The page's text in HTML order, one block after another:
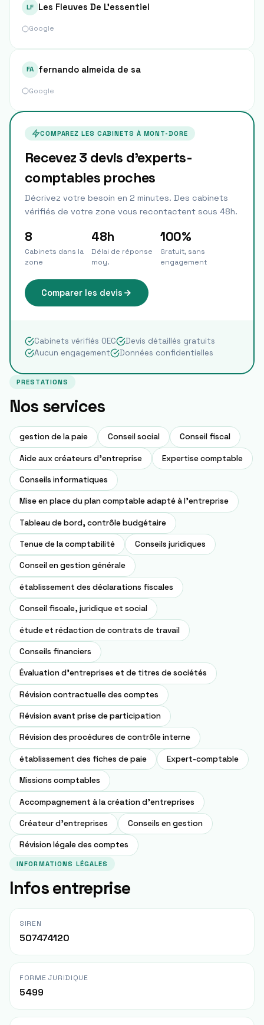
LF Les Fleuves De L'essentiel
Google
FA fernando almeida de sa
Google
COMPAREZ LES CABINETS À MONT-DORE
Recevez 3 devis d'experts-
comptables proches
Décrivez votre besoin en 2 minutes. Des cabinets
vérifiés de votre zone vous recontactent sous 48h.
8
Cabinets dans la
zone
48h
Délai de réponse
moy.
100%
Gratuit, sans
engagement
Comparer les devis
Cabinets vérifiés OEC
Devis détaillés gratuits
Aucun engagement
Données confidentielles
PRESTATIONS
Nos services
gestion de la paie Conseil social Conseil fiscal
Aide aux créateurs d'entreprise Expertise comptable
Conseils informatiques
Mise en place du plan comptable adapté à l'entreprise
Tableau de bord, contrôle budgétaire
Tenue de la comptabilité Conseils juridiques
Conseil en gestion générale
établissement des déclarations fiscales
Conseil fiscale, juridique et social
étude et rédaction de contrats de travail
Conseils financiers
Évaluation d'entreprises et de titres de sociétés
Révision contractuelle des comptes
Révision avant prise de participation
Révision des procédures de contrôle interne
établissement des fiches de paie Expert-comptable
Missions comptables
Accompagnement à la création d'entreprises
Créateur d'entreprises Conseils en gestion
Révision légale des comptes
INFORMATIONS LÉGALES
Infos entreprise
SIREN
507474120
FORME JURIDIQUE
5499